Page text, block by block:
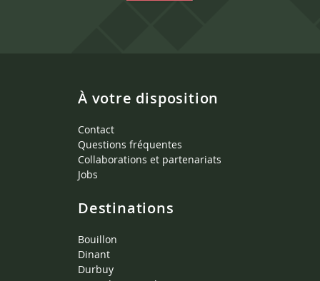
À votre disposition
Contact
Questions fréquentes
Collaborations et partenariats
Jobs
Destinations
Bouillon
Dinant
Durbuy